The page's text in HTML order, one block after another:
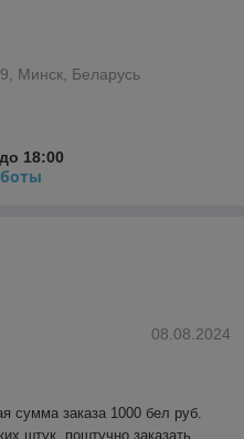
Минск, Беларусь
18:00
08.08.2024
сумма заказа 1000 бел руб.
штук, поштучно заказать